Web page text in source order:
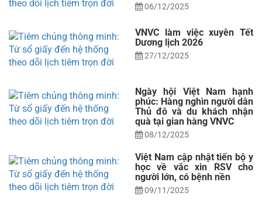
06/12/2025
VNVC làm việc xuyên Tết
Dương lịch 2026
27/12/2025
Ngày hội Việt Nam hạnh
phúc: Hàng nghìn người dân
Thủ đô và du khách nhận
quà tại gian hàng VNVC
08/12/2025
Việt Nam cập nhật tiến bộ y
học về vắc xin RSV cho
người lớn, có bệnh nền
09/11/2025